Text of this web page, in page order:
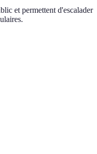
et permettent d'escalader